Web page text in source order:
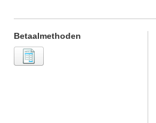
Betaalmethoden